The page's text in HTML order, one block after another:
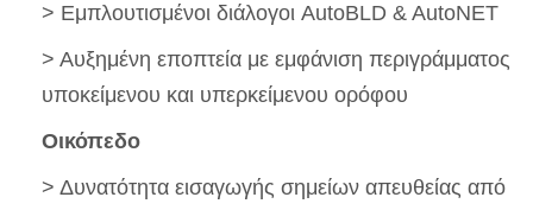
> Εμπλουτισμένοι διάλογοι AutoBLD & AutoNET
> Αυξημένη εποπτεία με εμφάνιση περιγράμματος
υποκείμενου και υπερκείμενου ορόφου
Οικόπεδο
> Δυνατότητα εισαγωγής σημείων απευθείας από